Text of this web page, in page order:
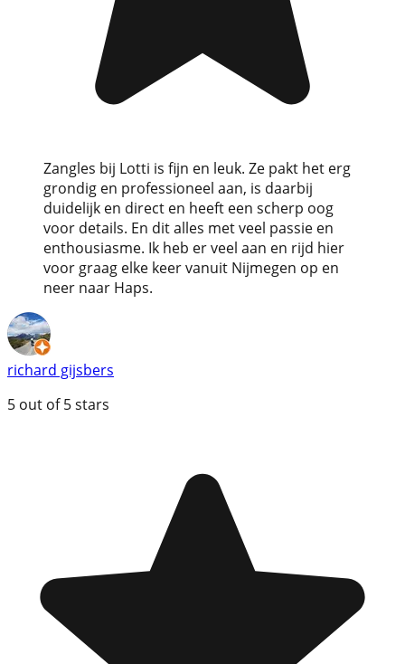
Zangles bij Lotti is fijn en leuk. Ze pakt het erg
grondig en professioneel aan, is daarbij
duidelijk en direct en heeft een scherp oog
voor details. En dit alles met veel passie en
enthousiasme. Ik heb er veel aan en rijd hier
voor graag elke keer vanuit Nijmegen op en
neer naar Haps.
richard gijsbers
5 out of 5 stars